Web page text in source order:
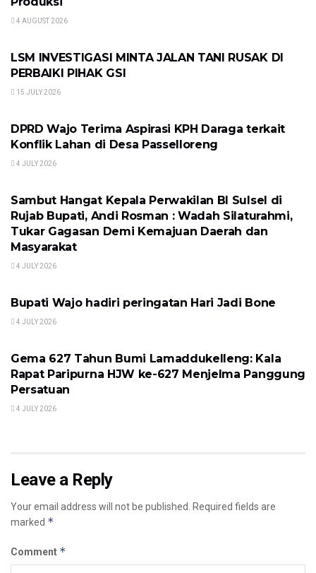
4 AUGUST 2026
LSM INVESTIGASI MINTA JALAN TANI RUSAK DI
PERBAIKI PIHAK GSI
15 JULY 2026
DPRD Wajo Terima Aspirasi KPH Daraga terkait
Konflik Lahan di Desa Passelloreng
4 JULY 2026
Sambut Hangat Kepala Perwakilan BI Sulsel di
Rujab Bupati, Andi Rosman : Wadah Silaturahmi,
Tukar Gagasan Demi Kemajuan Daerah dan
Masyarakat
4 JULY 2026
Bupati Wajo hadiri peringatan Hari Jadi Bone
4 JULY 2026
Gema 627 Tahun Bumi Lamaddukelleng: Kala
Rapat Paripurna HJW ke-627 Menjelma Panggung
Persatuan
4 JULY 2026
Leave a Reply
Your email address will not be published. Required fields are
marked *
Comment *